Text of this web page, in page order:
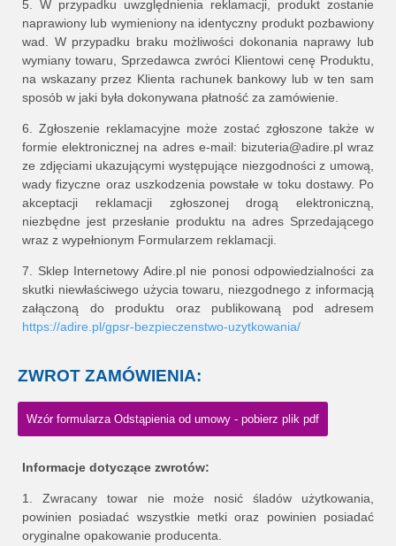
5. W przypadku uwzględnienia reklamacji, produkt zostanie
naprawiony lub wymieniony na identyczny produkt pozbawiony
wad. W przypadku braku możliwości dokonania naprawy lub
wymiany towaru, Sprzedawca zwróci Klientowi cenę Produktu,
na wskazany przez Klienta rachunek bankowy lub w ten sam
sposób w jaki była dokonywana płatność za zamówienie.
6. Zgłoszenie reklamacyjne może zostać zgłoszone także w
formie elektronicznej na adres e-mail: bizuteria@adire.pl wraz
ze zdjęciami ukazującymi występujące niezgodności z umową,
wady fizyczne oraz uszkodzenia powstałe w toku dostawy. Po
akceptacji reklamacji zgłoszonej drogą elektroniczną,
niezbędne jest przesłanie produktu na adres Sprzedającego
wraz z wypełnionym Formularzem reklamacji.
7. Sklep Internetowy Adire.pl nie ponosi odpowiedzialności za
skutki niewłaściwego użycia towaru, niezgodnego z informacją
załączoną do produktu oraz publikowaną pod adresem
https://adire.pl/gpsr-bezpieczenstwo-uzytkowania/
ZWROT ZAMÓWIENIA:
Wzór formularza Odstąpienia od umowy - pobierz plik pdf
Informacje dotyczące zwrotów:
1. Zwracany towar nie może nosić śladów użytkowania,
powinien posiadać wszystkie metki oraz powinien posiadać
oryginalne opakowanie producenta.